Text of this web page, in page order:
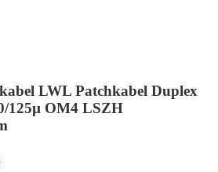
LWL Patchkabel Duplex
125µ OM4 LSZH